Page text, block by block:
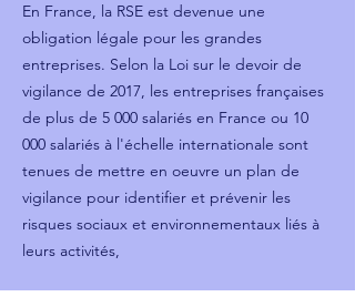
En France, la RSE est devenue une
obligation légale pour les grandes
entreprises. Selon la Loi sur le devoir de
vigilance de 2017, les entreprises françaises
de plus de 5 000 salariés en France ou 10
000 salariés à l'échelle internationale sont
tenues de mettre en oeuvre un plan de
vigilance pour identifier et prévenir les
risques sociaux et environnementaux liés à
leurs activités,